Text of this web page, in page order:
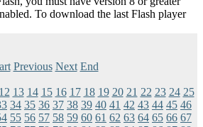
To download the last Flash player
Previous Next End
12 13 14 15 16 17 18 19 20 21 22 23 24 25
34 35 36 37 38 39 40 41 42 43 44 45 46
55 56 57 58 59 60 61 62 63 64 65 66 67